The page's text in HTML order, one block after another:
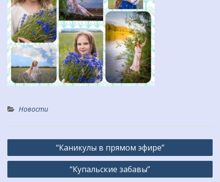
Новости
Навигация
по
“Каникулы в прямом эфире”
“Купальские забавы”